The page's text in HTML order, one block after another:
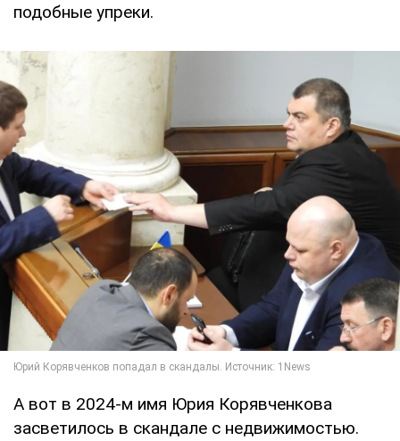
подобные упреки.
А вот в 2024-м имя Юрия Корявченкова
засветилось в скандале с недвижимостью.